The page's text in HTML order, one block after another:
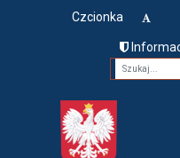
Czcionka
Fraza